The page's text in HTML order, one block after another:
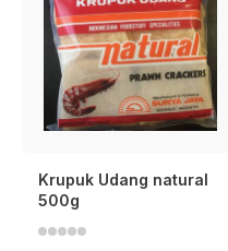
Krupuk Udang natural
500g